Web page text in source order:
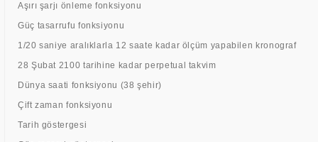
Aşırı şarjı önleme fonksiyonu
Güç tasarrufu fonksiyonu
1/20 saniye aralıklarla 12 saate kadar ölçüm yapabilen kronograf
28 Şubat 2100 tarihine kadar perpetual takvim
Dünya saati fonksiyonu (38 şehir)
Çift zaman fonksiyonu
Tarih göstergesi